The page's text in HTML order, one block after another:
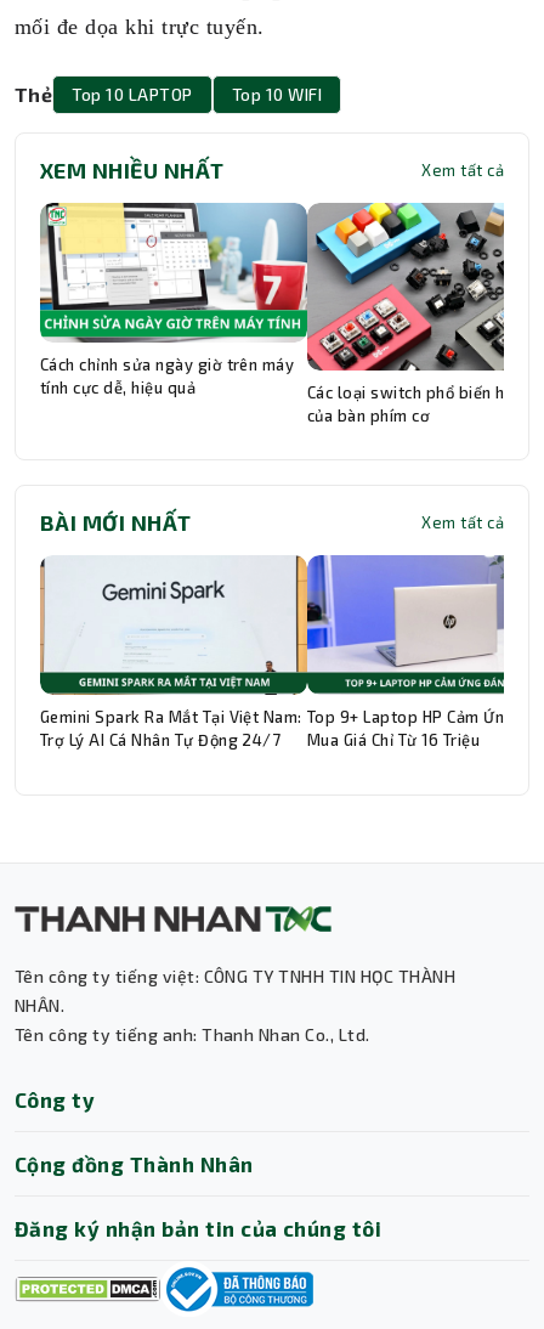
mối đe dọa khi trực tuyến.
Thẻ Top 10 LAPTOP Top 10 WIFI
XEM NHIỀU NHẤT Xem tất cả
Cách chỉnh sửa ngày giờ trên máy
tính cực dễ, hiệu quả
Các loại switch phổ biến hiện
của bàn phím cơ
BÀI MỚI NHẤT Xem tất cả
Gemini Spark Ra Mắt Tại Việt Nam:
Trợ Lý AI Cá Nhân Tự Động 24/7
Top 9+ Laptop HP Cảm Ứng
Mua Giá Chỉ Từ 16 Triệu
Tên công ty tiếng việt: CÔNG TY TNHH TIN HỌC THÀNH
NHÂN.
Tên công ty tiếng anh: Thanh Nhan Co., Ltd.
Công ty
Cộng đồng Thành Nhân
Đăng ký nhận bản tin của chúng tôi